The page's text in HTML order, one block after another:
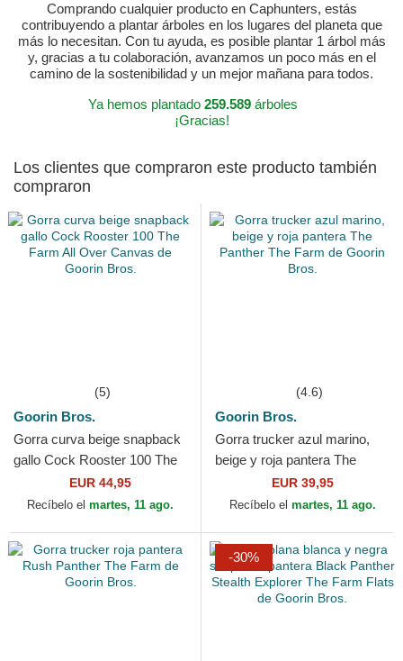
Comprando cualquier producto en Caphunters, estás
contribuyendo a plantar árboles en los lugares del planeta que
más lo necesitan. Con tu ayuda, es posible plantar 1 árbol más
y, gracias a tu colaboración, avanzamos un poco más en el
camino de la sostenibilidad y un mejor mañana para todos.
Ya hemos plantado 259.589 árboles
¡Gracias!
Los clientes que compraron este producto también
compraron
(5)
Goorin Bros.
Gorra curva beige snapback
gallo Cock Rooster 100 The
Farm All Over Canvas de
Goorin Bros.
EUR 44,95
Recíbelo el martes, 11 ago.
(4.6)
Goorin Bros.
Gorra trucker azul marino,
beige y roja pantera The
Panther The Farm de Goorin
Bros.
EUR 39,95
Recíbelo el martes, 11 ago.
-30%